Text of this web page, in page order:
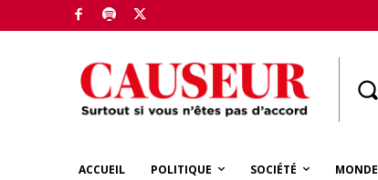
ACCUEIL POLITIQUE SOCIÉTÉ MONDE